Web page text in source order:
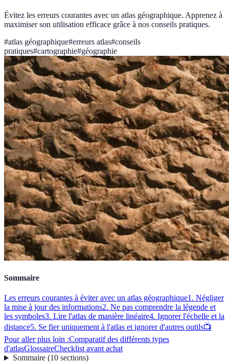
Évitez les erreurs courantes avec un atlas géographique. Apprenez à
maximiser son utilisation efficace grâce à nos conseils pratiques.
#atlas géographique#erreurs atlas#conseils
pratiques#cartographie#géographie
Sommaire
Les erreurs courantes à éviter avec un atlas géographique1. Négliger
la mise à jour des informations2. Ne pas comprendre la légende et
les symboles3. Lire l'atlas de manière linéaire4. Ignorer l'échelle et la
distance5. Se fier uniquement à l'atlas et ignorer d'autres outils📺
Pour aller plus loin :Comparatif des différents types
d'atlasGlossaireChecklist avant achat
Sommaire(10 sections)